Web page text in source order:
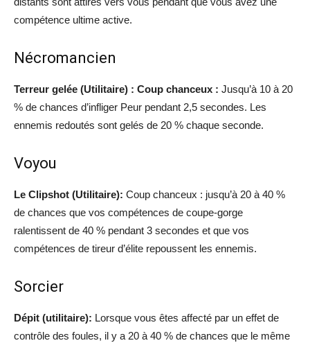
compétence ultime active.
Nécromancien
Terreur gelée (Utilitaire) : Coup chanceux : Jusqu’à 10 à 20
% de chances d’infliger Peur pendant 2,5 secondes. Les
ennemis redoutés sont gelés de 20 % chaque seconde.
Voyou
Le Clipshot (Utilitaire): Coup chanceux : jusqu’à 20 à 40 %
de chances que vos compétences de coupe-gorge
ralentissent de 40 % pendant 3 secondes et que vos
compétences de tireur d’élite repoussent les ennemis.
Sorcier
Dépit (utilitaire): Lorsque vous êtes affecté par un effet de
contrôle des foules, il y a 20 à 40 % de chances que le même